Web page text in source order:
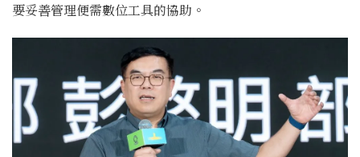
要妥善管理便需數位工具的協助。